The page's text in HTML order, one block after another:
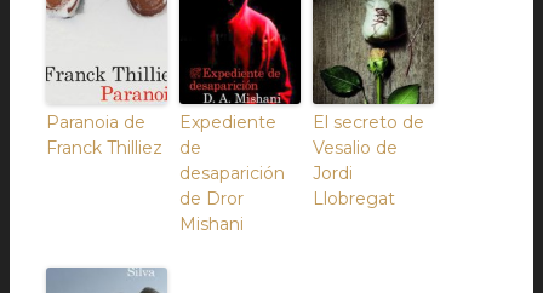
Paranoia de
Franck Thilliez
Expediente
de
desaparición
de Dror
Mishani
El secreto de
Vesalio de
Jordi
Llobregat